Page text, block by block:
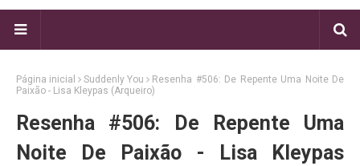
Página inicial Suddenly You
Resenha #506: De Repente Uma Noite De
Paixão - Lisa Kleypas (Arqueiro)
Resenha #506: De Repente Uma
Noite De Paixão - Lisa Kleypas